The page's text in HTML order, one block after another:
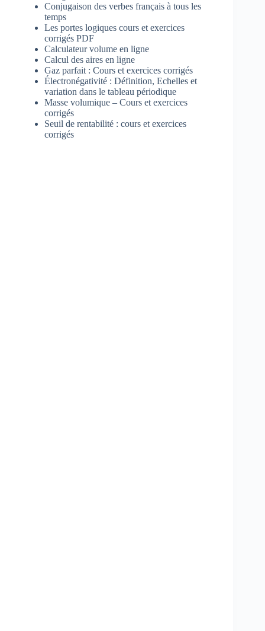
Conjugaison des verbes français à tous les
temps
Les portes logiques cours et exercices
corrigés PDF
Calculateur volume en ligne
Calcul des aires en ligne
Gaz parfait : Cours et exercices corrigés
Électronégativité : Définition, Echelles et
variation dans le tableau périodique
Masse volumique – Cours et exercices
corrigés
Seuil de rentabilité : cours et exercices
corrigés